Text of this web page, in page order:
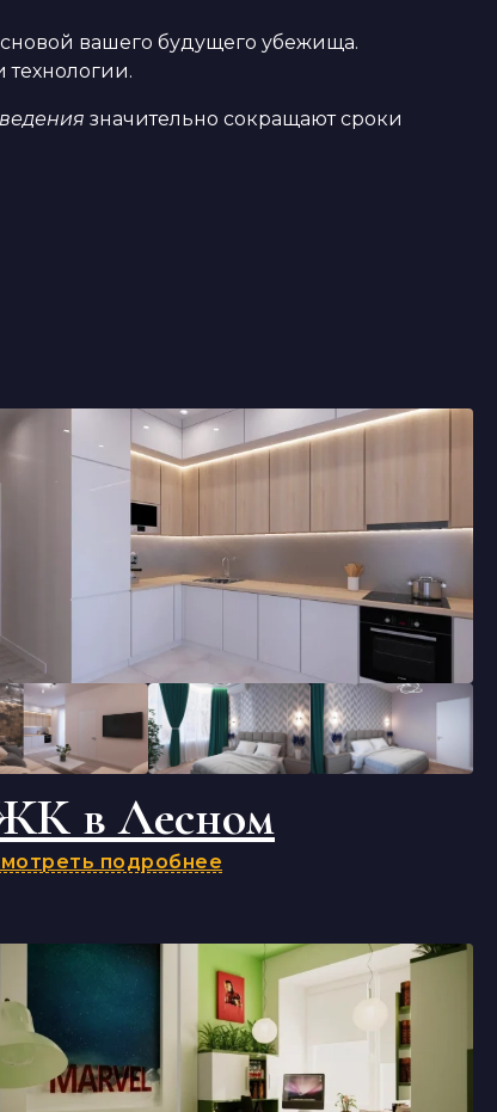
вашего будущего убежища.
значительно сокращают сроки
в Лесном
подробнее